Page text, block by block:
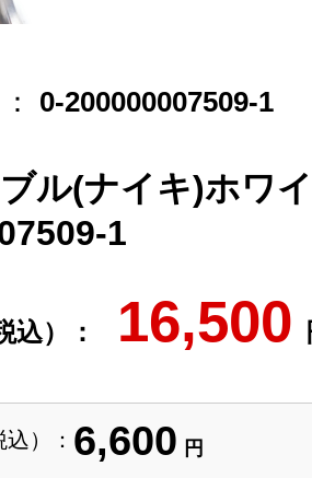
0-200000007509-1
ル(ナイキ)ホワ
1
込）： 16,500
）： 6,600 円